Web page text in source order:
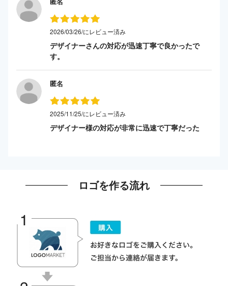
2026/03/26/にレビュー済み
デザイナーさんの対応が迅速丁寧で良かったで
す。
匿名
2025/11/25/にレビュー済み
デザイナー様の対応が非常に迅速で丁寧だった
ロゴを作る流れ